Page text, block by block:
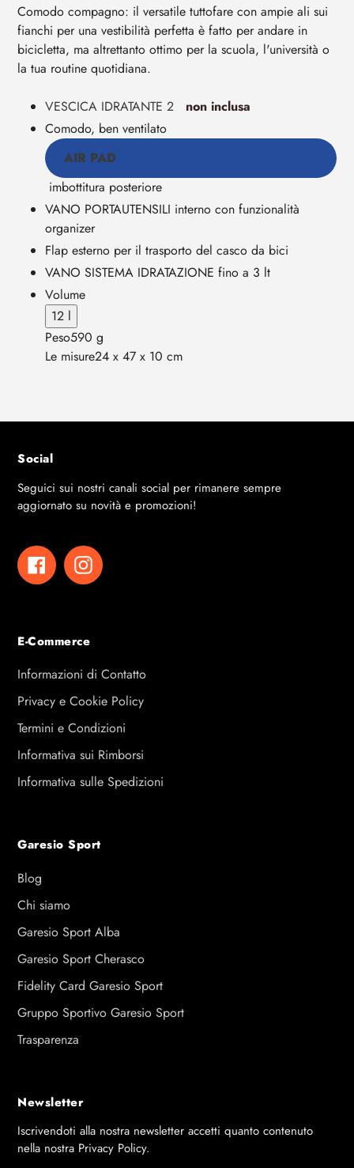
prodotto
al
tuo
carrello
Comodo compagno: il versatile tuttofare con ampie ali sui
fianchi per una vestibilità perfetta è fatto per andare in
bicicletta, ma altrettanto ottimo per la scuola, l'università o
la tua routine quotidiana.
VESCICA IDRATANTE 2
non inclusa
Comodo, ben ventilato
AIR PAD
imbottitura posteriore
VANO PORTAUTENSILI interno con funzionalità
organizer
Flap esterno per il trasporto del casco da bici
VANO SISTEMA IDRATAZIONE fino a 3 lt
Volume
12 l
Peso590 g
Le misure24 x 47 x 10 cm
Social
Seguici sui nostri canali social per rimanere sempre
aggiornato su novità e promozioni!
FacebookInstagram
E-Commerce
Informazioni di Contatto
Privacy e Cookie Policy
Termini e Condizioni
Informativa sui Rimborsi
Informativa sulle Spedizioni
Garesio Sport
Blog
Chi siamo
Garesio Sport Alba
Garesio Sport Cherasco
Fidelity Card Garesio Sport
Gruppo Sportivo Garesio Sport
Trasparenza
Newsletter
Iscrivendoti alla nostra newsletter accetti quanto contenuto
nella nostra Privacy Policy.